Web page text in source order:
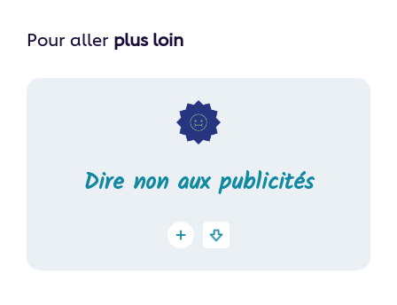
Pour aller plus loin
Dire non aux publicités